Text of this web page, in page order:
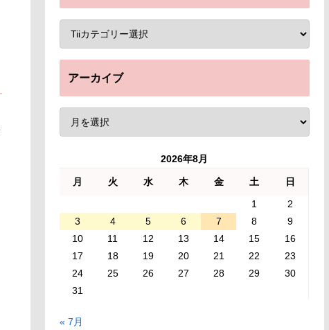
アーカイブ
2026年8月
月 火 水 木 金 土
日
1
2
3
4 5 6 7 8
9
10
11 12 13 14 15
16
17
18 19 20 21 22
23
24
25 26 27 28 29
30
31
« 7月